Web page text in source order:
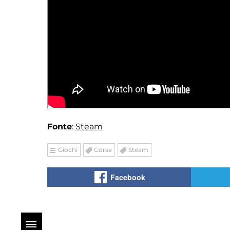
Fonte: Steam
Giochi Corse Steam
Facebook